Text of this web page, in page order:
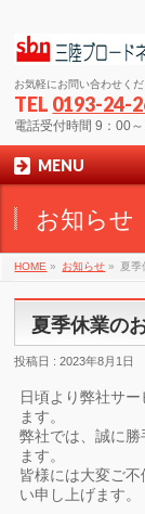
お気軽にお問い合わせくだ
TEL 0193-24-
電話受付時間 9：00
MENU
お知らせ
HOME » お知らせ » 夏季
夏季休業の
投稿日 : 2023年8月1日
日頃より弊社サ
ます。
弊社では、誠に
ます。
皆様には大変ご
い申し上げます。